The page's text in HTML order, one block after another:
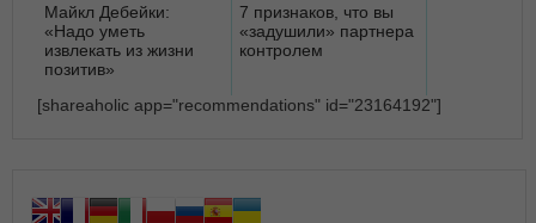
Майкл Дебейки:
«Надо уметь
извлекать из жизни
позитив»
7 признаков, что вы
«задушили» партнера
контролем
[shareaholic app="recommendations" id="23164192"]